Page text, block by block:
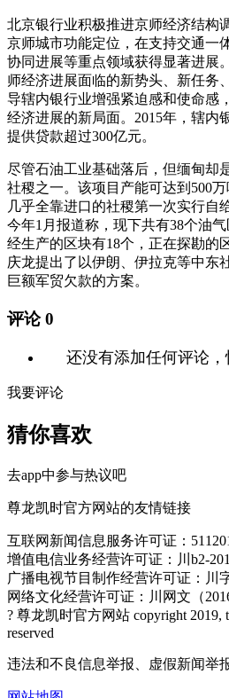
北京银行业积极推进京师经济结构调
京师城市功能定位，在支持交通一
协同进展等重点领域获得显著进展
师经济进展面临的新势头、新任务
导辖内银行业增强紧迫感和使命感
经济进展的新局面。2015年，
提供贷款超过300亿元。
尽管石油工业基础落后，但缅甸
社稷之一。该项目产能可达到500
几乎全靠进口的社稷第一次实行自给
今年1月报道称，现下共有38个油
经生产的区块有18个，正在探勘的区块
庆龙提出了以伊朗、伊拉克等中
巨额军贸欠款的方案。
评论 0
还没有添加任何评论
我要评论
猜你喜欢
去app中参与热议吧
尊龙凯时官方网站的友情链接
互联网新闻信息服务许可证：
增值电信业务经营许可证：川b2-
广播电视节目制作经营许可证：川
网络文化经营许可证：川网文（
? 尊龙凯时官方网站 copyright 2019,
reserved
违法和不良信息举报、虚假新闻举